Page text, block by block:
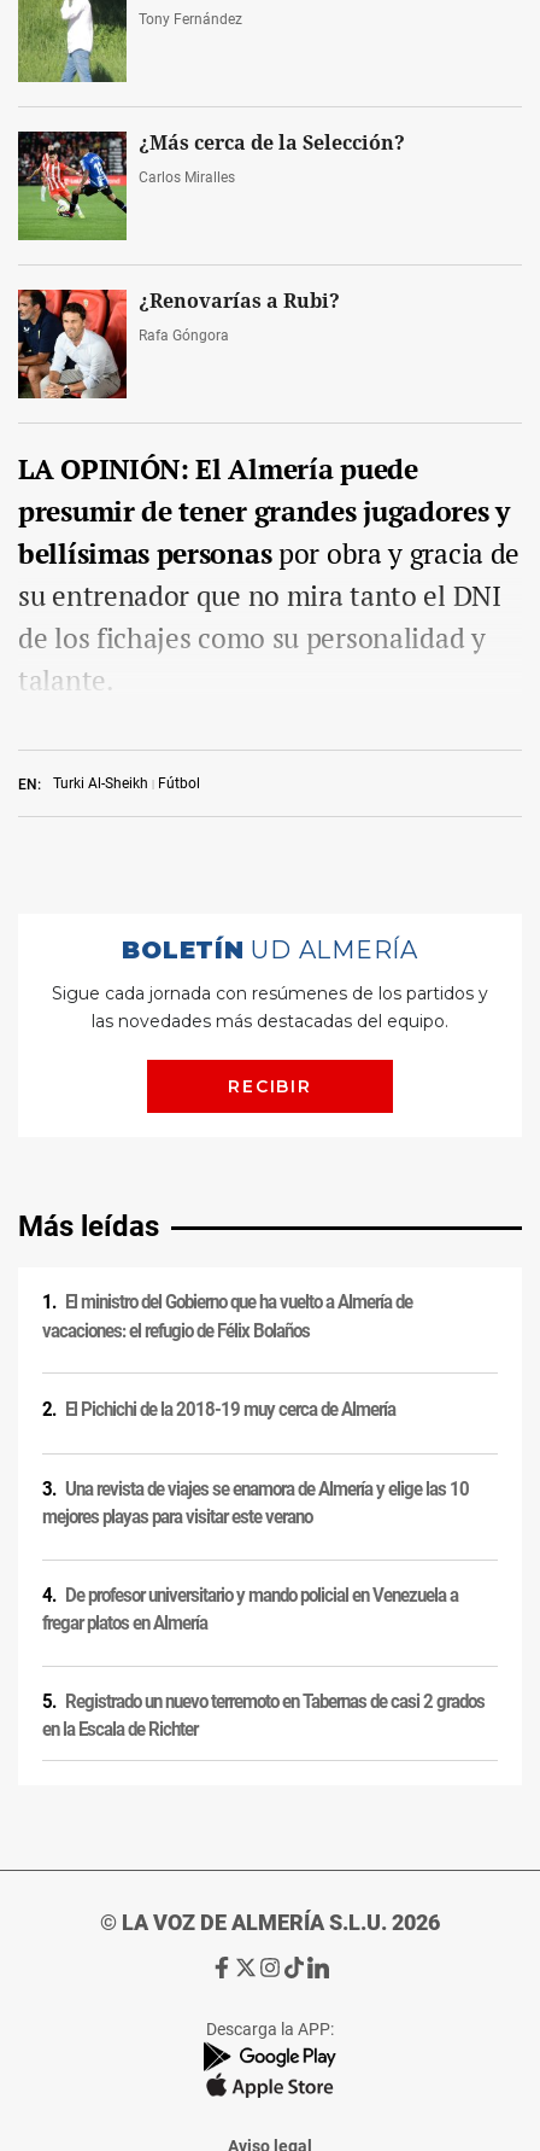
EN: Turki Al-Sheikh Fútbol
Tony Fernández
¿Más cerca de la Selección?
Carlos Miralles
¿Renovarías a Rubi?
Rafa Góngora
LA OPINIÓN: El Almería puede
presumir de tener grandes jugadores y
bellísimas personaspor obra y gracia de
su entrenador que no mira tanto el DNI
de los fichajes como su personalidad y
talante.
Más leídas
El ministro del Gobierno que ha vuelto a Almería de
vacaciones: el refugio de Félix Bolaños
El Pichichi de la 2018-19 muy cerca de Almería
Una revista de viajes se enamora de Almería y elige las 10
mejores playas para visitar este verano
De profesor universitario y mando policial en Venezuela a
fregar platos en Almería
Registrado un nuevo terremoto en Tabernas de casi 2 grados
en la Escala de Richter
© LA VOZ DE ALMERÍA S.L.U. 2026
Ir
de
La
Voz
Almería
Ir
de
La
Voz
Almería
Ir
de
La
Voz
Almería
Ir
de
La
Voz
Almería
Ir
de
La
Voz
Descarga la APP:
Aviso legal